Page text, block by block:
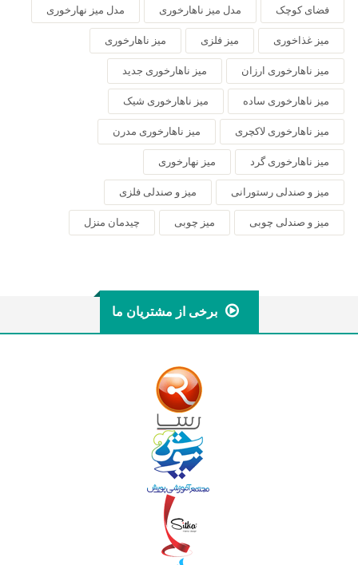
فضای کوچک مدل میز ناهارخوری مدل میز نهارخوری
میز غذاخوری میز فلزی میز ناهارخوری
میز ناهارخوری ارزان میز ناهارخوری جدید
میز ناهارخوری ساده میز ناهارخوری شیک
میز ناهارخوری لاکچری میز ناهارخوری مدرن
میز ناهارخوری گرد میز نهارخوری
میز و صندلی رستورانی میز و صندلی فلزی
میز و صندلی چوبی میز چوبی چیدمان منزل
برخی از مشتریان ما